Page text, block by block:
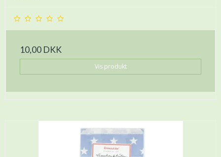
10,00 DKK
Vis produkt